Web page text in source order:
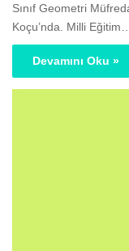
Sınıf Geometri
Koçu’nda. Milli Eğitim…
Devamını Oku »